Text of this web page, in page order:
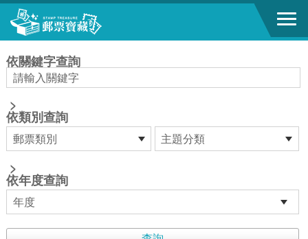
跳到主要內容區塊
依關鍵字查詢
>
依類別查詢
>
依年度查詢